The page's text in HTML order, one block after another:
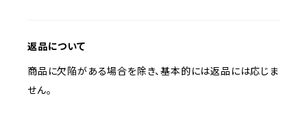
返品について
商品に欠陥がある場合を除き、基本的には返品には応じま
せん。